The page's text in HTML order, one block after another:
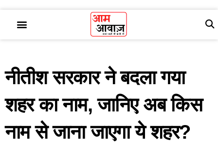
नीतीश सरकार ने बदला गया
शहर का नाम, जानिए अब किस
नाम से जाना जाएगा ये शहर?